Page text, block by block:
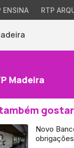
ENSINA RTP
Madeira
gostar
Novo